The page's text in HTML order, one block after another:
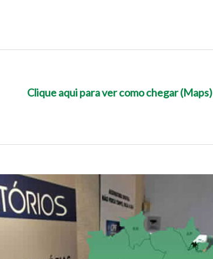
Clique aqui para ver como chegar (Maps)